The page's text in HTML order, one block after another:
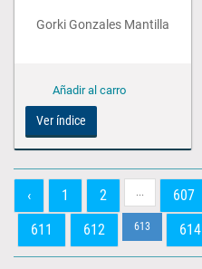
Gorki Gonzales Mantilla
Ver índice
‹ 1 2 ... 607
611
612 613 614